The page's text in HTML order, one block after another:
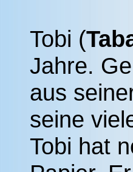
Tobi (
Jahre.
aus
seine
Tobi hat